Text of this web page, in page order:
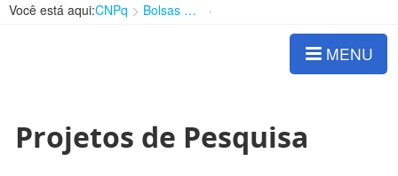
Você está aqui:CNPq Bolsas e Auxílios Vigentes
MENU
Projetos de Pesquisa